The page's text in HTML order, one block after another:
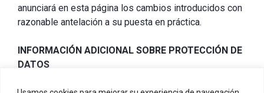
anunciará en esta página los cambios introducidos con
razonable antelación a su puesta en práctica.
INFORMACIÓN ADICIONAL SOBRE PROTECCIÓN DE
DATOS